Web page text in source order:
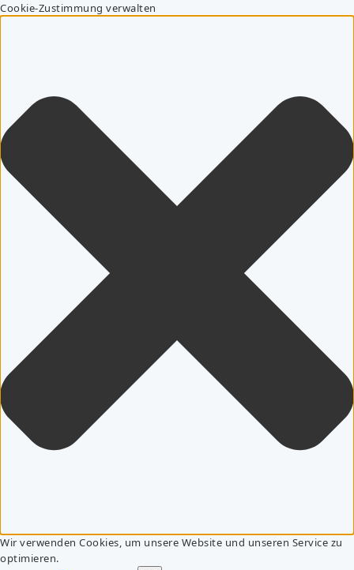
Cookie-Zustimmung verwalten
Wir verwenden Cookies, um unsere Website und unseren Service zu
optimieren.